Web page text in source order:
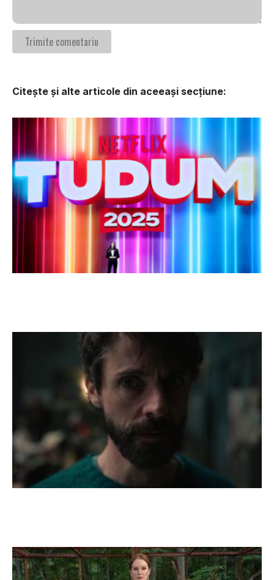
Citește și alte articole din aceeași secțiune: